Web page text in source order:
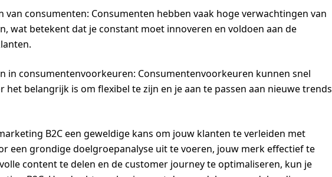
van consumenten: Consumenten hebben vaak hoge verwachtingen van
wat betekent dat je constant moet innoveren en voldoen aan de
in consumentenvoorkeuren: Consumentenvoorkeuren kunnen snel
het belangrijk is om flexibel te zijn en je aan te passen aan nieuwe trends
B2C een geweldige kans om jouw klanten te verleiden met
een grondige doelgroepanalyse uit te voeren, jouw merk effectief te
content te delen en de customer journey te optimaliseren, kun je